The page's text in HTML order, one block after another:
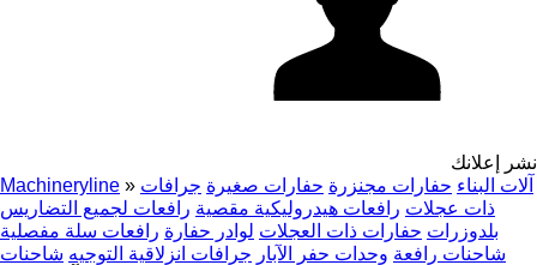
نشر إعلانك
Machineryline » آلات البناء حفارات مجنزرة حفارات صغيرة جرافات
ذات عجلات رافعات هيدروليكية مقصية رافعات لجميع التضاريس
بلدوزرات حفارات ذات العجلات لوادر حفارة رافعات سلة مفصلية
شاحنات رافعة وحدات حفر الآبار جرافات انزلاقية التوجيه شاحنات